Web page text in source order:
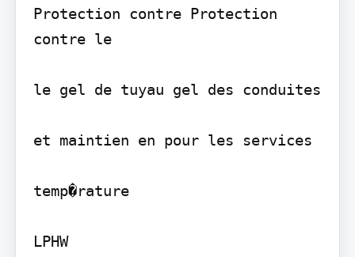
Protection contre Protection
contre le
le gel de tuyau gel des conduites
et maintien en pour les services
temp�rature
LPHW